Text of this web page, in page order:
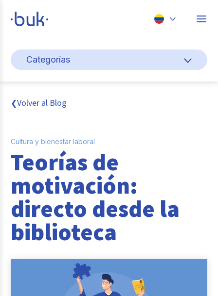
Perú
Categorías
Cultura y bienestar laboral
Gestión de personas
Pago de nómina
Buk
Transformación digital
Tendencias y Data
Reclutamiento y Selección
Columna del Experto
❮Volver al Blog
Cultura y bienestar laboral
Teorías de
motivación:
directo desde la
biblioteca